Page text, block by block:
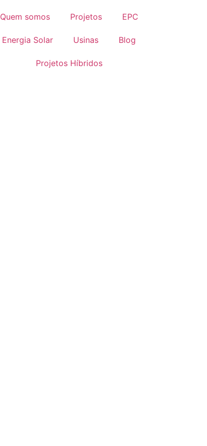
Quem somos Projetos EPC
Energia Solar Usinas Blog
Projetos Híbridos